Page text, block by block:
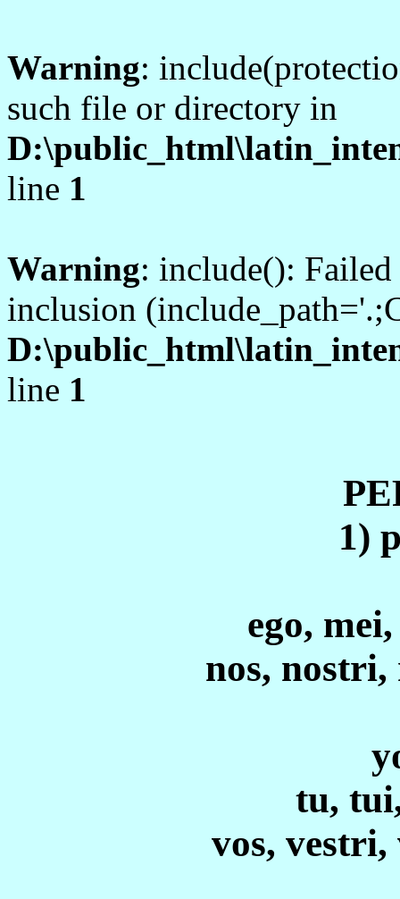
Warning:
such file or directory in
line 1
Warning: include():
inclusion
line 1
1)
ego,
nos, nostri,
tu,
vos, vestri,